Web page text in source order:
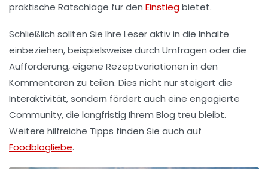
praktische Ratschläge für den Einstiegbietet.
Schließlich sollten Sie Ihre Leser aktiv in die Inhalte
einbeziehen, beispielsweise durch Umfragen oder die
Aufforderung, eigene Rezeptvariationen in den
Kommentaren zu teilen. Dies nicht nur steigert die
Interaktivität, sondern fördert auch eine engagierte
Community, die langfristig Ihrem Blog treu bleibt.
Weitere hilfreiche Tipps finden Sie auch auf
Foodblogliebe.